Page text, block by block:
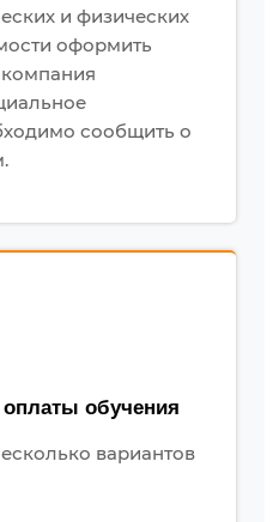
и физических
оформить
сообщить о
оплаты обучения
вариантов